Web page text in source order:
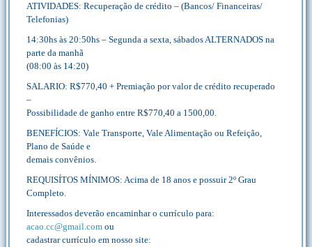
ATIVIDADES: Recuperação de crédito – (Bancos/ Financeiras/
Telefonias)
14:30hs às 20:50hs – Segunda a sexta, sábados ALTERNADOS na
parte da manhã
(08:00 às 14:20)
SALARIO: R$770,40 + Premiação por valor de crédito recuperado
–
Possibilidade de ganho entre R$770,40 a 1500,00.
BENEFÍCIOS: Vale Transporte, Vale Alimentação ou Refeição,
Plano de Saúde e
demais convênios.
REQUISÍTOS MÍNIMOS: Acima de 18 anos e possuir 2º Grau
Completo.
Interessados deverão encaminhar o currículo para:
acao.cc@gmail.com ou
cadastrar currículo em nosso site: